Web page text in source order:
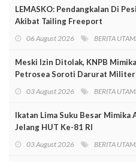
LEMASKO: Pendangkalan Di
Akibat Tailing Freeport
06 August 2026 BERITA
Meski Izin Ditolak, KNPB
Petrosea Soroti Darurat Militer
03 August 2026 BERITA
Ikatan Lima Suku Besar Mimika
Jelang HUT Ke-81 RI
03 August 2026 BERITA